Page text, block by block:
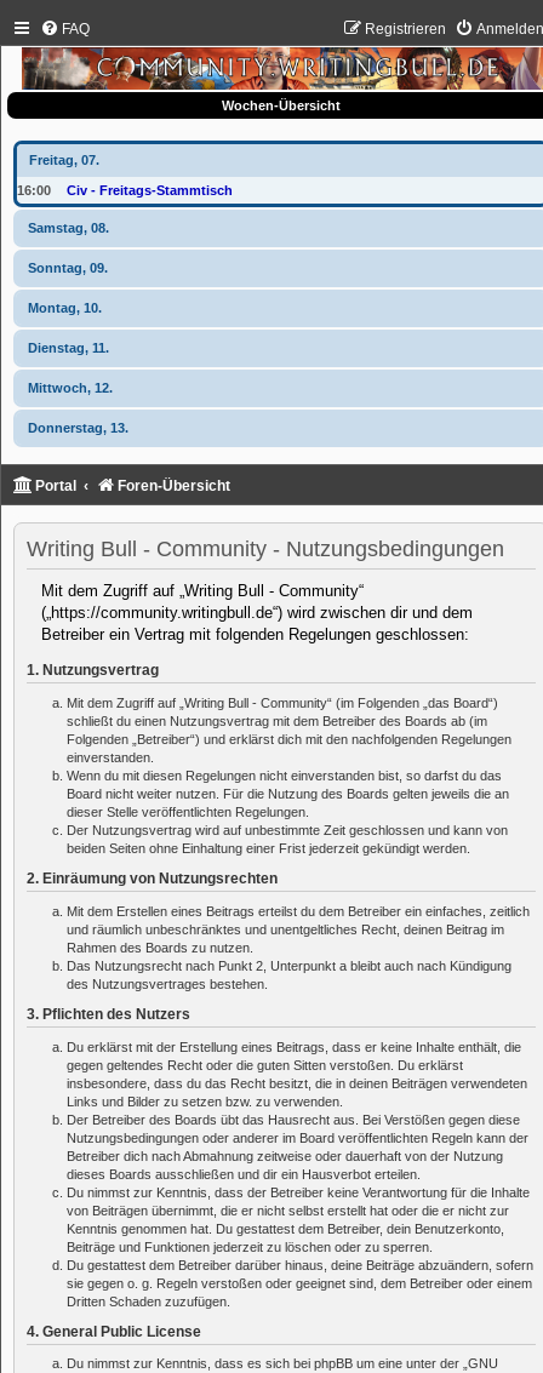
FAQ Registrieren
Wochen-Übersicht
Freitag, 07.
16:00 Civ - Freitags-Stammtisch
Samstag, 08.
Sonntag, 09.
Montag, 10.
Dienstag, 11.
Mittwoch, 12.
Donnerstag, 13.
Portal Foren-Übersicht
Writing Bull - Community - Nutzungsbedingungen
Mit dem Zugriff auf „Writing Bull - Community“
(„https://community.writingbull.de“) wird zwischen dir und dem
Betreiber ein Vertrag mit folgenden Regelungen geschlossen:
1. Nutzungsvertrag
Mit dem Zugriff auf „Writing Bull - Community“ (im Folgenden „das Board“)
schließt du einen Nutzungsvertrag mit dem Betreiber des Boards ab (im
Folgenden „Betreiber“) und erklärst dich mit den nachfolgenden Regelungen
einverstanden.
Wenn du mit diesen Regelungen nicht einverstanden bist, so darfst du das
Board nicht weiter nutzen. Für die Nutzung des Boards gelten jeweils die an
dieser Stelle veröffentlichten Regelungen.
Der Nutzungsvertrag wird auf unbestimmte Zeit geschlossen und kann von
beiden Seiten ohne Einhaltung einer Frist jederzeit gekündigt werden.
2. Einräumung von Nutzungsrechten
Mit dem Erstellen eines Beitrags erteilst du dem Betreiber ein einfaches, zeitlich
und räumlich unbeschränktes und unentgeltliches Recht, deinen Beitrag im
Rahmen des Boards zu nutzen.
Das Nutzungsrecht nach Punkt 2, Unterpunkt a bleibt auch nach Kündigung
des Nutzungsvertrages bestehen.
3. Pflichten des Nutzers
Du erklärst mit der Erstellung eines Beitrags, dass er keine Inhalte enthält, die
gegen geltendes Recht oder die guten Sitten verstoßen. Du erklärst
insbesondere, dass du das Recht besitzt, die in deinen Beiträgen verwendeten
Links und Bilder zu setzen bzw. zu verwenden.
Der Betreiber des Boards übt das Hausrecht aus. Bei Verstößen gegen diese
Nutzungsbedingungen oder anderer im Board veröffentlichten Regeln kann der
Betreiber dich nach Abmahnung zeitweise oder dauerhaft von der Nutzung
dieses Boards ausschließen und dir ein Hausverbot erteilen.
Du nimmst zur Kenntnis, dass der Betreiber keine Verantwortung für die Inhalte
von Beiträgen übernimmt, die er nicht selbst erstellt hat oder die er nicht zur
Kenntnis genommen hat. Du gestattest dem Betreiber, dein Benutzerkonto,
Beiträge und Funktionen jederzeit zu löschen oder zu sperren.
Du gestattest dem Betreiber darüber hinaus, deine Beiträge abzuändern, sofern
sie gegen o. g. Regeln verstoßen oder geeignet sind, dem Betreiber oder einem
Dritten Schaden zuzufügen.
4. General Public License
Du nimmst zur Kenntnis, dass es sich bei phpBB um eine unter der „ GNU